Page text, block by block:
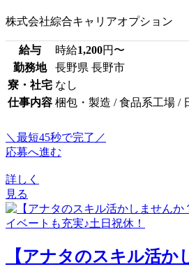
株式会社綜合キャリアオプション
給与 時給1,200円〜
勤務地
長野県 長野市
寮・社宅 なし
仕事内容 梱包・製造 / 食品系工場 /
＼最短45秒で完了／
応募へ進む
詳しく
見る
【アナタのスキル活か